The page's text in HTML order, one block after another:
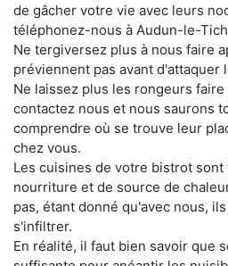
de gâcher votre vie avec leurs
téléphonez-nous à Audun-le-
Ne tergiversez plus à nous faire
préviennent pas avant d'attaquer
Ne laissez plus les rongeurs
contactez nous et nous saurons
comprendre où se trouve leur
chez vous.
Les cuisines de votre bistrot
nourriture et de source de
pas, étant donné qu'avec nous,
s'infiltrer.
En réalité, il faut bien savoir que